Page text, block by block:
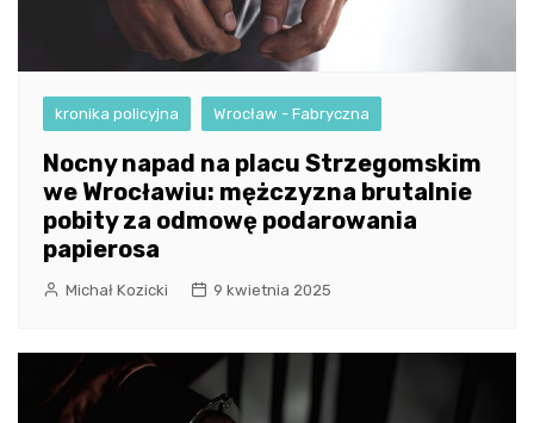
kronika policyjna Wrocław - Fabryczna
Nocny napad na placu Strzegomskim
we Wrocławiu: mężczyzna brutalnie
pobity za odmowę podarowania
papierosa
Michał Kozicki 9 kwietnia 2025